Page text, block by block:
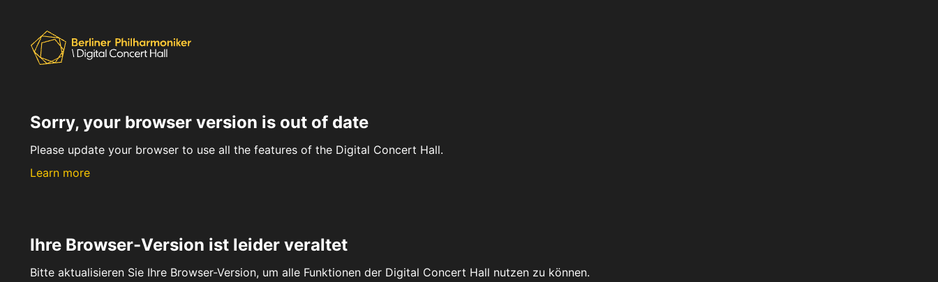
Sorry, your browser version is out of date
Please update your browser to use all the features of the Digital Concert Hall.
Learn more
Ihre Browser-Version ist leider veraltet
Bitte aktualisieren Sie Ihre Browser-Version, um alle Funktionen der Digital Concert Hall nutzen zu können.